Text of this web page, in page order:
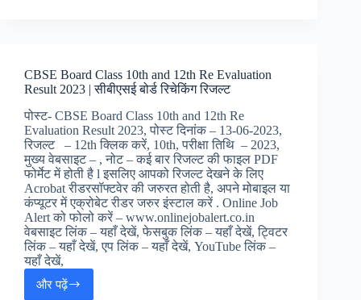
इंडियन
एयर
फ़ोर्स
अगिन्वीर
रिजल्ट,
CBSE Board Class 10th and 12th Re Evaluation
Result 2023 | सीबीएसई बोर्ड रिचेकिंग रिजल्ट
पोस्ट- CBSE Board Class 10th and 12th Re
Evaluation Result 2023, पोस्ट दिनांक – 13-06-2023,
रिजल्ट – 12th क्लिक करें, 10th, परीक्षा तिथि – 2023,
मुख्य वेबसाइट – , नोट – कई बार रिजल्ट की फाइल PDF
फोर्मेट में होती है l इसलिए आपको रिजल्ट देखने के लिए
Acrobat रीडरसॉफ्टवेर की जरुरत होती है, अपने मोबाइल या
कंप्यूटर में एक्रोबेट रीडर जरुर इंस्टाल करें . Online Job
Alert को फोलो करें – www.onlinejobalert.co.in
वेबसाइट लिंक – यहाँ देखें, फेसबुक लिंक – यहाँ देखें, ट्विटर
लिंक – यहाँ देखें, एप लिंक – यहाँ देखें, YouTube लिंक –
यहाँ देखें,
और पढ़ेंCBSE